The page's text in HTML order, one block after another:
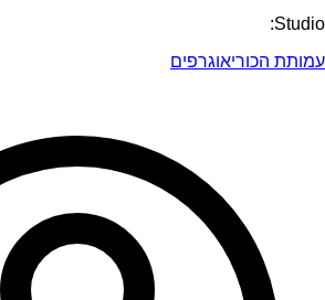
Studio:
עמותת הכוריאוגרפים